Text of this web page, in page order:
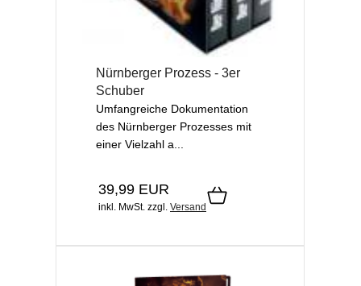
Nürnberger Prozess - 3er
Schuber
Umfangreiche Dokumentation
des Nürnberger Prozesses mit
einer Vielzahl a...
39,99 EUR
inkl. MwSt. zzgl. Versand